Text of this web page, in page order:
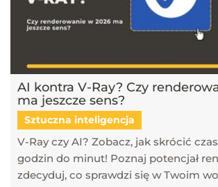
AI kontra V-Ray? Czy
ma jeszcze sens?
Sztuczna inteligencja
V-Ray czy AI? Zobacz, jak skrócić
godzin do minut! Poznaj potencjał
zdecyduj, co sprawdzi się w Twoim